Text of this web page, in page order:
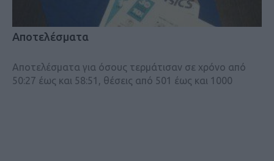
Αποτελέσματα
Αποτελέσματα για όσους τερμάτισαν σε χρόνο από
50:27 έως και 58:51, θέσεις από 501 έως και 1000